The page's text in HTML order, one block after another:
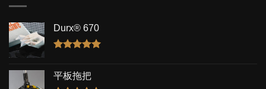
Durx® 670
平板拖把